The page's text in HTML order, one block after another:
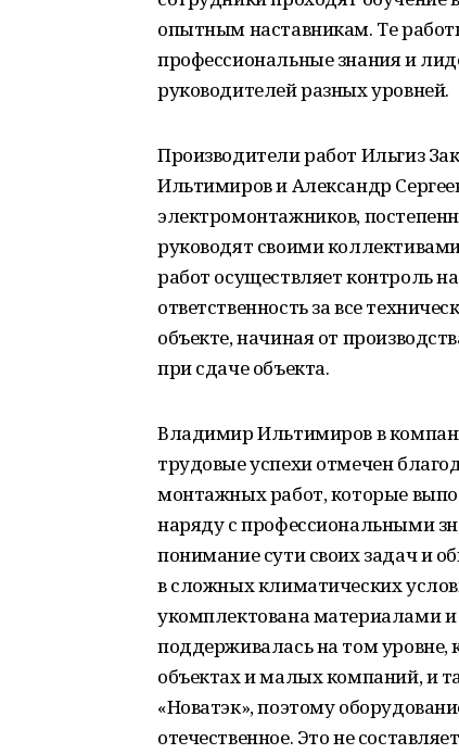
опытным наставникам. Те
профессиональные знания и
руководителей разных уровней.
Производители работ Ильгиз
Ильтимиров и Александр
электромонтажников,
руководят своими
работ осуществляет контроль
ответственность за все
объекте, начиная от
при сдаче объекта.
Владимир Ильтимиров в
трудовые успехи отмечен
монтажных работ, которые
наряду с профессиональными
понимание сути своих задач и
в сложных климатических
укомплектована материалами
поддерживалась на том уровне,
объектах и малых компаний, и
«Новатэк», поэтому
отечественное. Это не